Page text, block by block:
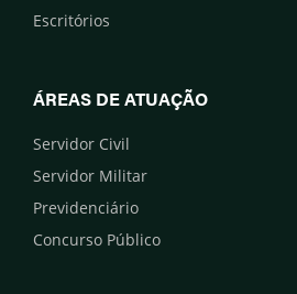
Escritórios
ÁREAS DE ATUAÇÃO
Servidor Civil
Servidor Militar
Previdenciário
Concurso Público